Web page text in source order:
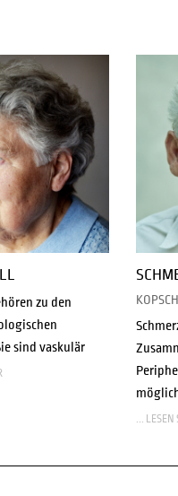
zu den
sind vaskulär
... LESEN